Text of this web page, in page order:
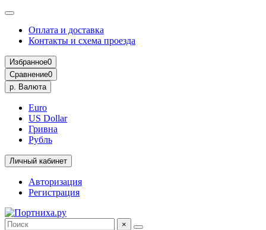
Оплата и доставка
Контакты и схема проезда
Избранное0
Сравнение0
р. Валюта
Euro
US Dollar
Гривна
Рубль
Личный кабинет
Авторизация
Регистрация
×